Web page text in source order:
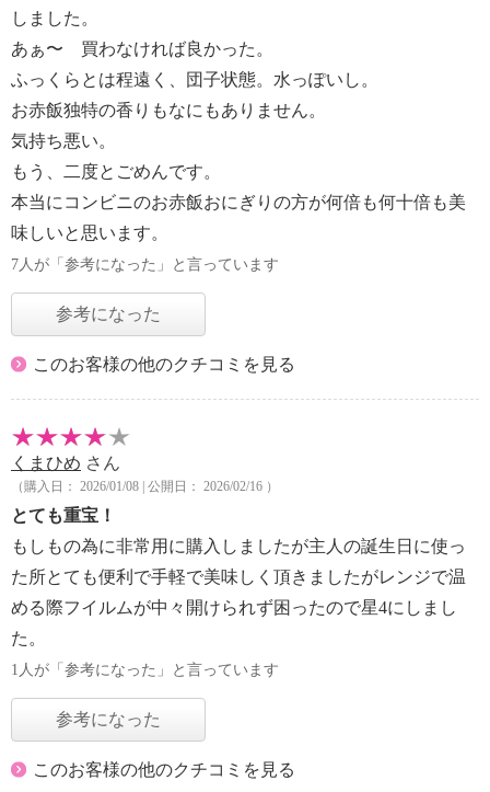
しました。
あぁ〜 買わなければ良かった。
ふっくらとは程遠く、団子状態。水っぽいし。
お赤飯独特の香りもなにもありません。
気持ち悪い。
もう、二度とごめんです。
本当にコンビニのお赤飯おにぎりの方が何倍も何十倍も美
味しいと思います。
7人が「参考になった」と言っています
参考になった
このお客様の他のクチコミを見る
くまひめ さん
（購入日： 2026/01/08 | 公開日： 2026/02/16 ）
とても重宝！
もしもの為に非常用に購入しましたが主人の誕生日に使っ
た所とても便利で手軽で美味しく頂きましたがレンジで温
める際フイルムが中々開けられず困ったので星4にしまし
た。
1人が「参考になった」と言っています
参考になった
このお客様の他のクチコミを見る